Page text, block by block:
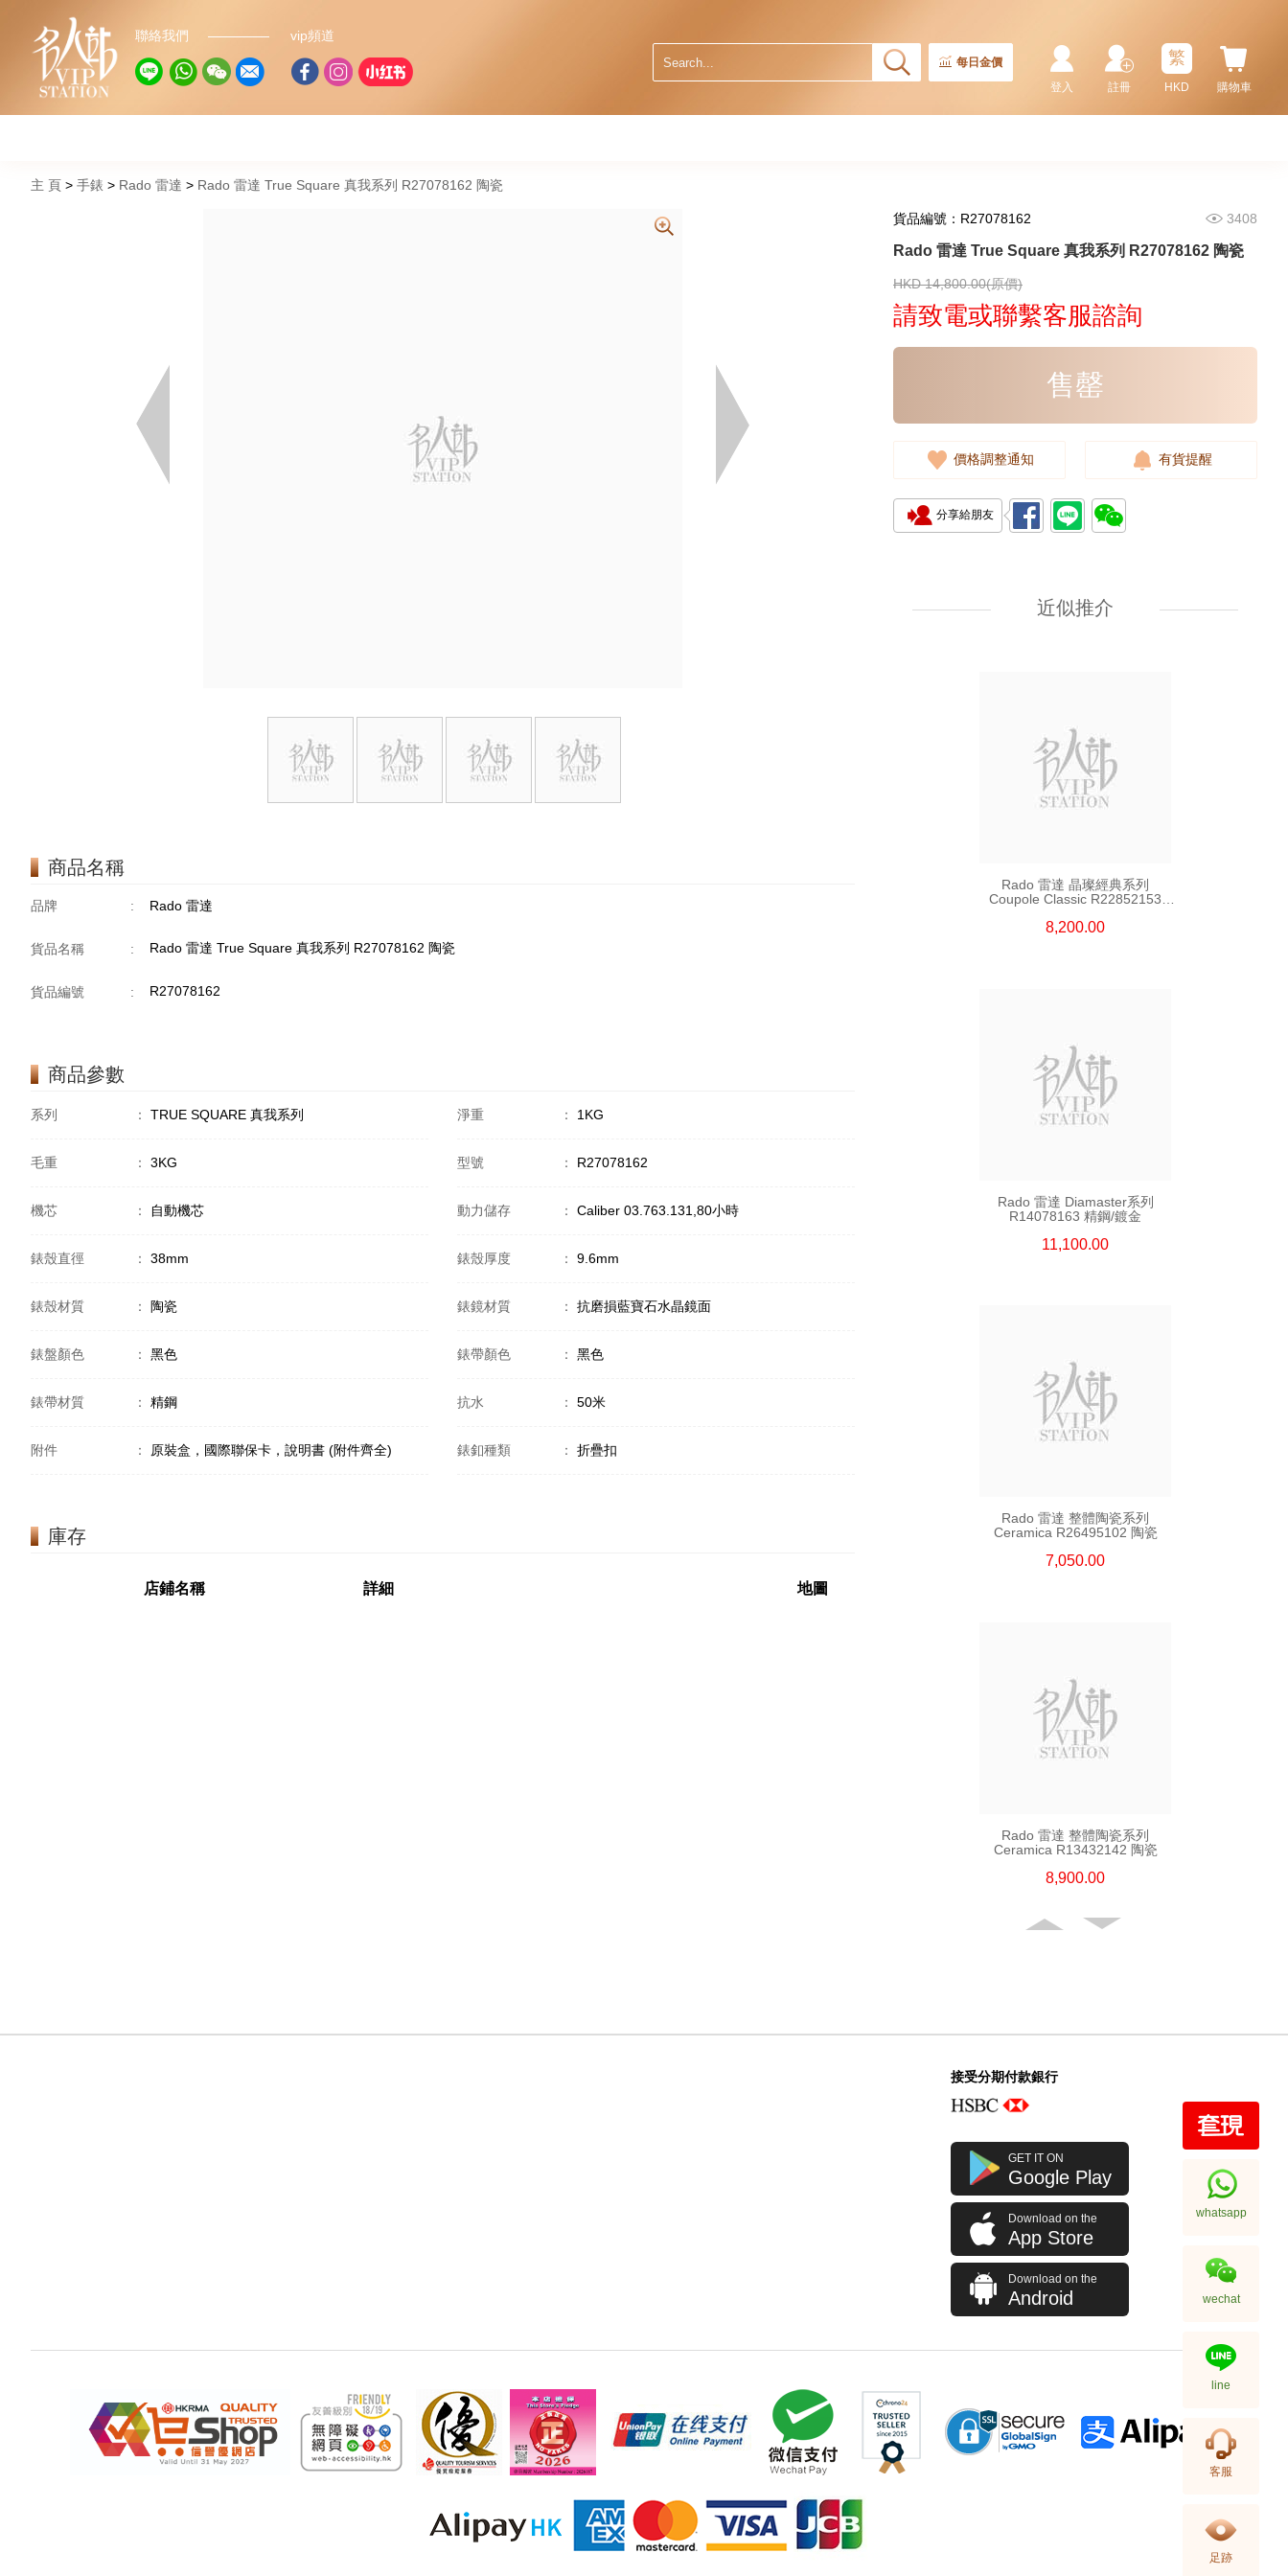
聯絡我們 vip頻道
每日金價
購物車
繁
HKD
註冊
登入
主 頁 手錶 Rado 雷達 Rado 雷達 True Square 真我系列 R27078162 陶瓷
商品名稱
品牌 : Rado 雷達
貨品名稱 : Rado 雷達 True Square 真我系列 R27078162 陶瓷
貨品編號 : R27078162
商品參數
系列 ： TRUE SQUARE 真我系列 淨重 ： 1KG
毛重 ： 3KG 型號 ： R27078162
機芯 ： 自動機芯 動力儲存 ： Caliber 03.763.131,80小時
錶殼直徑 ： 38mm 錶殼厚度 ： 9.6mm
錶殼材質 ： 陶瓷 錶鏡材質 ： 抗磨損藍寶石水晶鏡面
錶盤顏色 ： 黑色 錶帶顏色 ： 黑色
錶帶材質 ： 精鋼 抗水 ： 50米
附件 ： 原裝盒，國際聯保卡，說明書 (附件齊全) 錶釦種類 ： 折疊扣
庫存
店鋪名稱 詳細 地圖
貨品編號：R27078162 3408
Rado 雷達 True Square 真我系列 R27078162 陶瓷
HKD 14,800.00(原價)
請致電或聯繫客服諮詢
售罄
價格調整通知 有貨提醒
分享給朋友
近似推介
Rado 雷達 Integral R20486722
8,900.00
Rado 雷達 晶璨經典系列
Coupole Classic R22852153
8,200.00
Rado 雷達 Diamaster系列
R14078163 精鋼/鍍金
11,100.00
Rado 雷達 整體陶瓷系列
Ceramica R26495102 陶瓷
7,050.00
Rado 雷達 整體陶瓷系列
Ceramica R13432142 陶瓷
8,900.00
Rado 雷達 Integral R20488172
精鋼
7,150.00
接受分期付款銀行
GET IT ON
Google Play
Download on the
App Store
Download on the
Android
whatsapp
wechat
line
客服
足跡